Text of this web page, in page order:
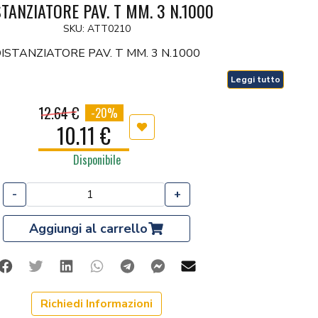
PAV. T MM. 3 N.1000
SKU: ATT0210
PAV. T MM. 3 N.1000
Leggi tutto
12.64 € -20%
10.11 € Aggiungi ai preferiti
Disponibile
- +
Aggiungi al carrello
FacebookTwitterLinkedinWhatsappTelegramFacebook Messenger
Richiedi Informazioni